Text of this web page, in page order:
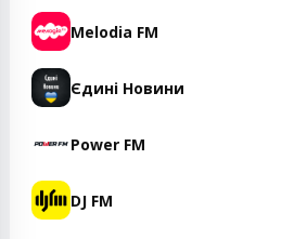
Melodia FM
Єдині Новини
Power FM
DJ FM